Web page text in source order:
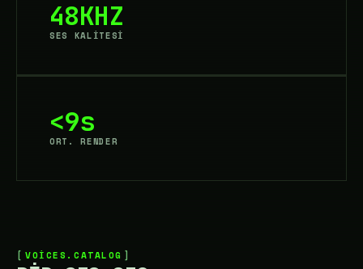
48KHZ
SES KALİTESİ
<9s
ORT. RENDER
VOICES.CATALOG